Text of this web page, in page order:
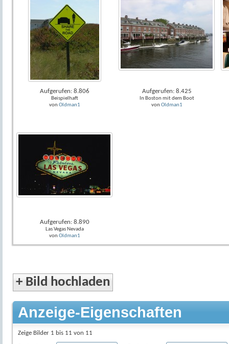
Aufgerufen: 8.806
Beispielhaft
von Oldman1
Aufgerufen: 8.425
In Boston mit dem Boot
von Oldman1
Aufgerufen: 8.890
Las Vegas Nevada
von Oldman1
+ Bild hochladen
Anzeige-Eigenschaften
Zeige Bilder 1 bis 11 von 11